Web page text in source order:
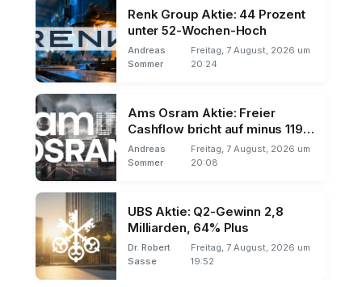
Renk Group Aktie: 44 Prozent
unter 52-Wochen-Hoch
Andreas
Sommer
Freitag, 7 August, 2026 um
20:24
Ams Osram Aktie: Freier
Cashflow bricht auf minus 119
Millionen
Andreas
Sommer
Freitag, 7 August, 2026 um
20:08
UBS Aktie: Q2-Gewinn 2,8
Milliarden, 64% Plus
Dr. Robert
Sasse
Freitag, 7 August, 2026 um
19:52